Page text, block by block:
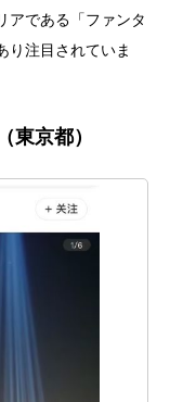
アである「ファンタ
り注目されていま
東京都）